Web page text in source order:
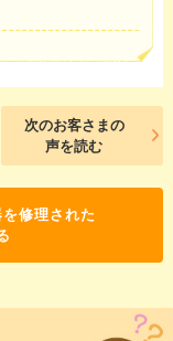
次のお客さまの
声を読む
修理された